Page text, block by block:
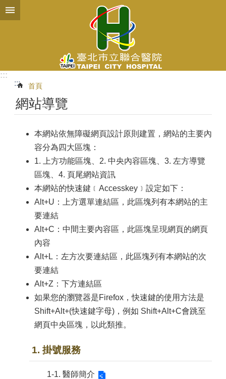
跳到主要內容區塊
:::
:::
首頁
網站導覽
本網站依無障礙網頁設計原則建置，網站的主要內
容分為四大區塊：
1. 上方功能區塊、2. 中央內容區塊、3. 左方導覽
區塊、4. 頁尾網站資訊
本網站的快速鍵﹝Accesskey﹞設定如下：
Alt+U：上方選單連結區，此區塊列有本網站的主
要連結
Alt+C：中間主要內容區，此區塊呈現網頁的網頁
內容
Alt+L：左方次要連結區，此區塊列有本網站的次
要連結
Alt+Z：下方連結區
如果您的瀏覽器是Firefox，快速鍵的使用方法是
Shift+Alt+(快速鍵字母)，例如 Shift+Alt+C會跳至
網頁中央區塊，以此類推。
1. 掛號服務
1-1. 醫師簡介